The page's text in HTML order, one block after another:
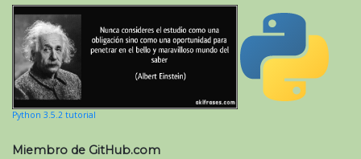
Python 3.5.2 tutorial
Miembro de GitHub.com